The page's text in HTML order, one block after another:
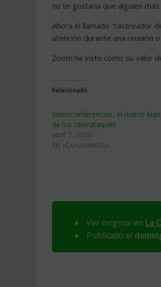
no te gustaría que alguien
Ahora el llamado “rastreador
atención durante una reunión
Zoom ha visto cómo su valor
Relacionado
Videoconferencias, el nuevo
de los ciberataques
abril 7, 2020
En «Coronavirus»
Ver original en La
Publicado el